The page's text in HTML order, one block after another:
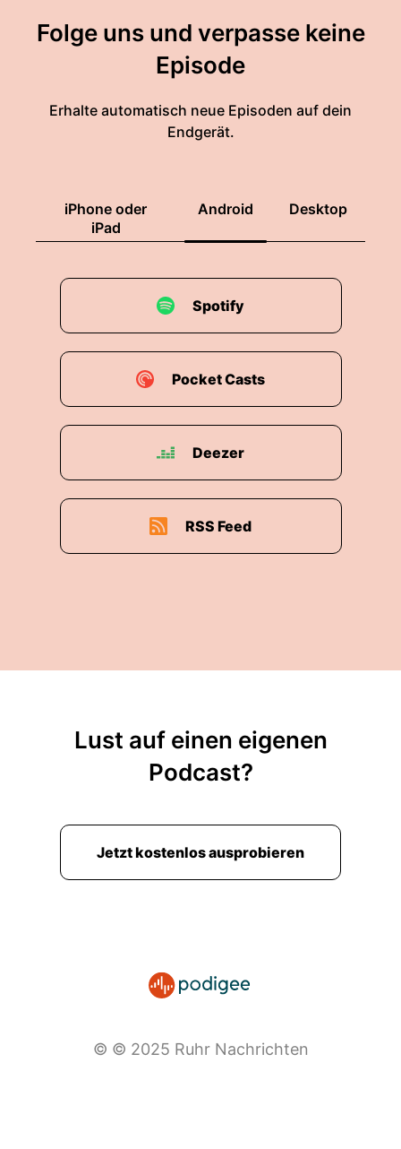
Folge uns und verpasse keine
Episode
Erhalte automatisch neue Episoden auf dein
Endgerät.
iPhone oder
iPad
Android Desktop
Spotify
Pocket Casts
Deezer
RSS Feed
Lust auf einen eigenen
Podcast?
Jetzt kostenlos ausprobieren
© © 2025 Ruhr Nachrichten